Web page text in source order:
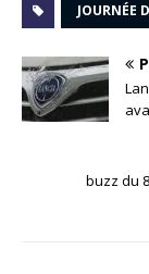
JOURNÉE
buzz du